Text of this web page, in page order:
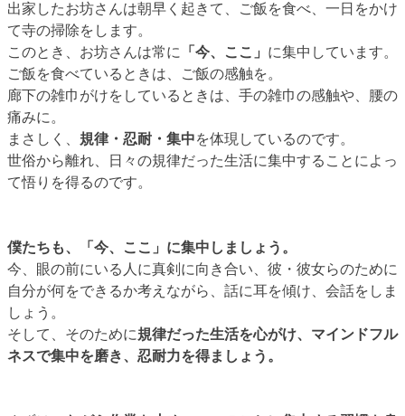
出家したお坊さんは朝早く起きて、ご飯を食べ、一日をかけ
て寺の掃除をします。
このとき、お坊さんは常に
「今、ここ」 に集中しています。
ご飯を食べているときは、ご飯の感触を。
廊下の雑巾がけをしているときは、手の雑巾の感触や、腰の
痛みに。
まさしく、 規律・忍耐・集中を体現しているのです。
世俗から離れ、日々の規律だった生活に集中することによっ
て悟りを得るのです。
僕たちも、「今、ここ」に集中しましょう。
今、眼の前にいる人に真剣に向き合い、彼・彼女らのために
自分が何をできるか考えながら、話に耳を傾け、会話をしま
しょう。
そして、そのために規律だった生活を心がけ、マインドフル
ネスで集中を磨き、忍耐力を得ましょう。